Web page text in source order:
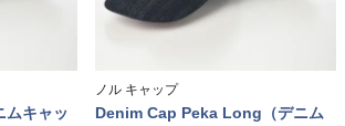
ムキャッ
ノル キャップ
Denim Cap Peka Long（デニム